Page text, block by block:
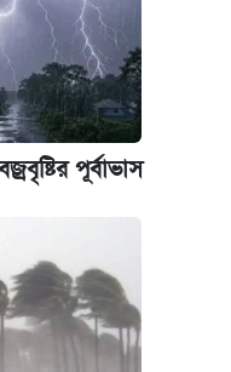
প্রো ম্যাক্সের
আগস্ট)
যা জানা গেল
জানা গেল যা
সরকার
পূর্বাভাস